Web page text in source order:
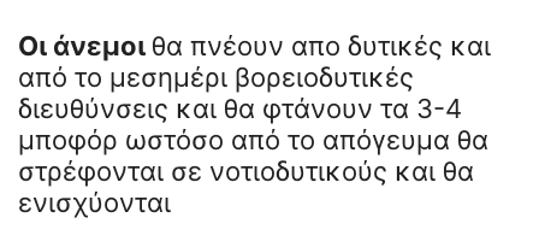
Οι άνεμοι θα πνέουν απο δυτικές και
από το μεσημέρι βορειοδυτικές
διευθύνσεις και θα φτάνουν τα 3-4
μποφόρ ωστόσο από το απόγευμα θα
στρέφονται σε νοτιοδυτικούς και θα
ενισχύονται